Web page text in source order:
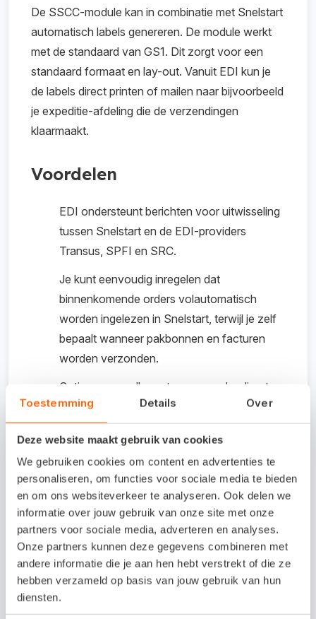
Toestemming Details Over
Deze website maakt gebruik van cookies
We gebruiken cookies om content en advertenties te
personaliseren, om functies voor sociale media te bieden
en om ons websiteverkeer te analyseren. Ook delen we
informatie over jouw gebruik van onze site met onze
partners voor sociale media, adverteren en analyses.
Onze partners kunnen deze gegevens combineren met
andere informatie die je aan hen hebt verstrekt of die ze
hebben verzameld op basis van jouw gebruik van hun
diensten.
De SSCC-module kan in combinatie met Snelstart
automatisch labels genereren. De module werkt
met de standaard van GS1. Dit zorgt voor een
standaard formaat en lay-out. Vanuit EDI kun je
de labels direct printen of mailen naar bijvoorbeeld
je expeditie-afdeling die de verzendingen
klaarmaakt.
Voordelen
EDI ondersteunt berichten voor uitwisseling
tussen Snelstart en de EDI-providers
Transus, SPFI en SRC.
Je kunt eenvoudig inregelen dat
binnenkomende orders volautomatisch
worden ingelezen in Snelstart, terwijl je zelf
bepaalt wanneer pakbonnen en facturen
worden verzonden.
Optie om van elke ontvangen order direct
een INSDES-bericht door te sturen naar de
(instelbare) GLN van je logistieke
dienstverlener. Handig als je de opslag en
logistiek hebt uitbesteed en je logistieke
dienstverlener ook is aangesloten op EDI.
Van elke binnengekomen order wordt
automatisch een e-mail gestuurd naar het
door je opgegeven e-mailadres. Zo kun je
bijvoorbeeld onderweg zien welke orders er